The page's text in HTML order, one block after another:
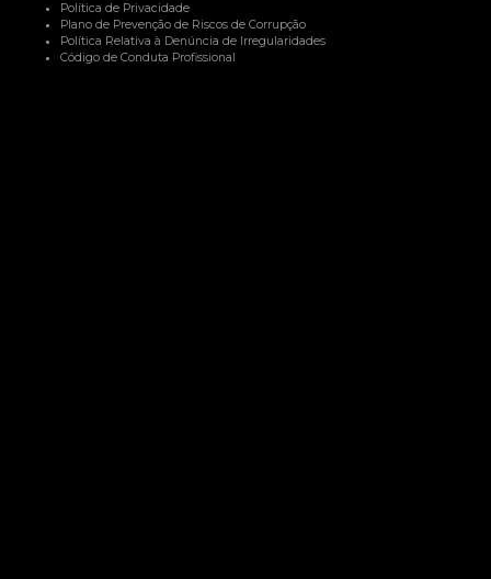
Política de Privacidade
Plano de Prevenção de Riscos de Corrupção
Política Relativa à Denúncia de Irregularidades
Código de Conduta Profissional